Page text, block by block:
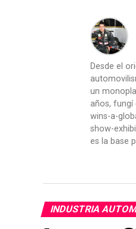
Desde el
un
años, fungí
wins-a-
show-
es la base
INDUSTRIA